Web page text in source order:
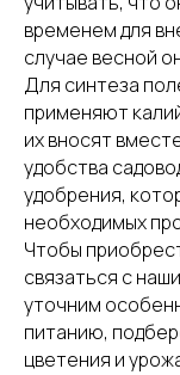
временем для
случае весной
Для синтеза
применяют
их вносят
удобства
удобрения,
необходимых
Чтобы
связаться с
уточним
питанию,
цветения и